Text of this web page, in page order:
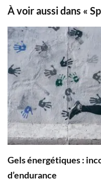
À voir aussi dans «
Gels énergétiques :
d’endurance